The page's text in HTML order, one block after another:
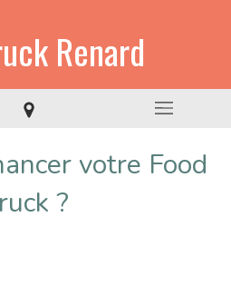
Renard
votre Food
?